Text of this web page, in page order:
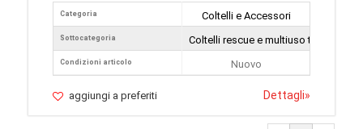
Categoria
Sottocategoria
Condizioni articolo
Coltelli e Accessori
Coltelli rescue e multiuso tattici
Nuovo
aggiungi a preferiti Dettagli»